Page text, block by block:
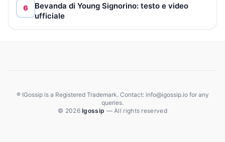
6
Bevanda di Young Signorino: testo e video
ufficiale
® IGossip is a Registered Trademark. Contact: info@igossip.io for any
queries.
© 2026Igossip — All rights reserved